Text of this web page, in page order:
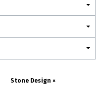
Stone Design ×